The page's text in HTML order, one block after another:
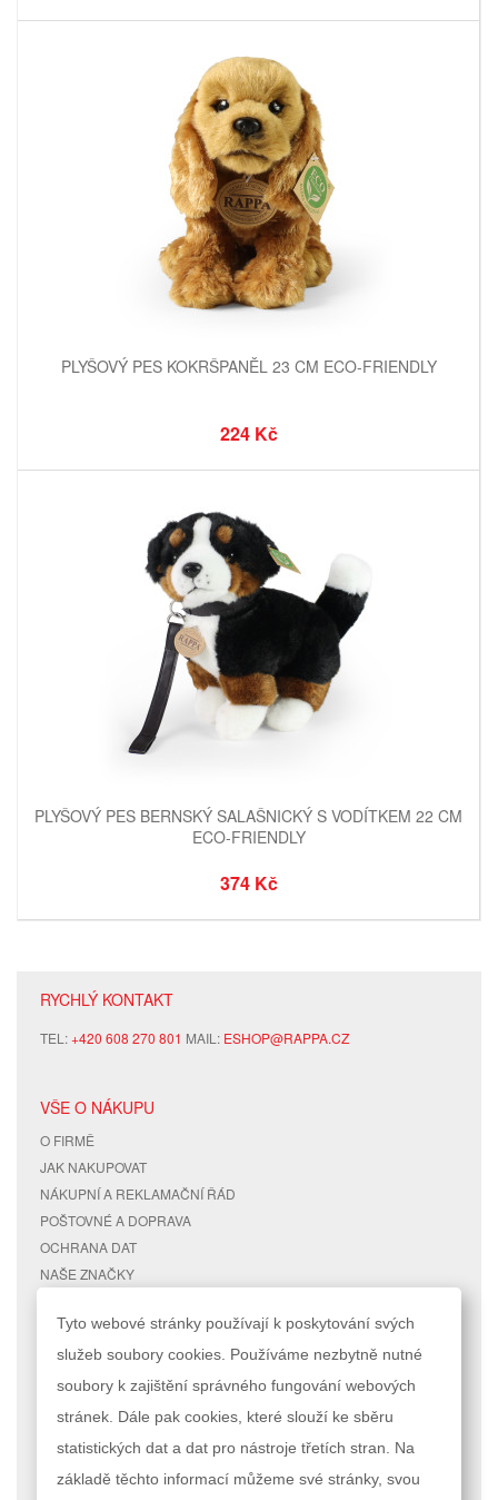
PLYŠOVÝ PES KOKRŠPANĚL 23 CM ECO-FRIENDLY
224 Kč
PLYŠOVÝ PES BERNSKÝ SALAŠNICKÝ S VODÍTKEM 22 CM
ECO-FRIENDLY
374 Kč
RYCHLÝ KONTAKT
TEL:+420 608 270 801 MAIL: ESHOP@RAPPA.CZ
VŠE O NÁKUPU
O FIRMĚ
JAK NAKUPOVAT
NÁKUPNÍ A REKLAMAČNÍ ŘÁD
POŠTOVNÉ A DOPRAVA
OCHRANA DAT
NAŠE ZNAČKY
RYCHLÉ ODKAZY
MAPA STRÁNEK
VYHLEDÁVANÉ TERMÍNY
POKROČILÉ VYHLEDÁVÁNÍ
ÚČET
MŮJ ÚČET
STAV OBJEDNÁVKY
Tyto webové stránky používají k poskytování svých
služeb soubory cookies. Používáme nezbytně nutné
soubory k zajištění správného fungování webových
stránek. Dále pak cookies, které slouží ke sběru
statistických dat a dat pro nástroje třetích stran. Na
základě těchto informací můžeme své stránky, svou